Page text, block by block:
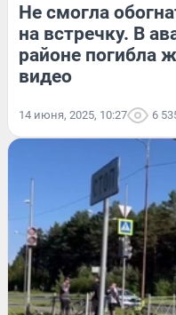
Не смогла
на встречку. В
районе погибла
видео
14 июня, 2025, 10:27 6